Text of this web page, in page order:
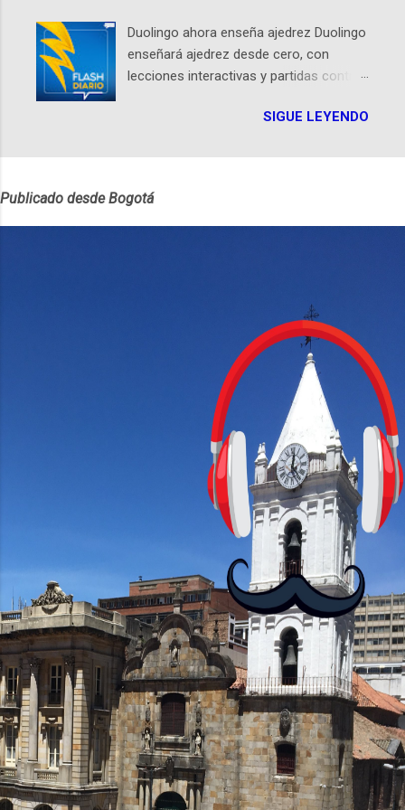
literatura, la historia, el cine, los cómics,
la fantasía y el amor. También
hablaremos del origen de la narrativa de
este podcast, de dónde viene "la fuerza
de gabán y sombrero que parecía
Richi hoy se pueden consultar en la
Biblioteca Luis Ángel Arango ¡Síguenos
en nuestras Redes Sociales! Facebook:
https://ift.tt/Wq25SBg Instagram:
https://ift.tt/UPfSeo3 Twitter:
https://twitter.com/dian...
Duolingo ahora enseña ajedrez Duolingo
enseñará ajedrez desde cero, con
lecciones interactivas y partidas contra
mayo Por Félix Riaño @LocutorCo
idiomas, sorprendió al anunciar que va a
estrategia. Será el tercer curso no
lingüístico de la app, después de música
usuarios aprenderán desde lo más
básico, como mover un alfil, hasta jugar
partidas completas. El sistema de
enseñanza es similar al de sus otros
cursos: lecciones cortas, interactivas,
con personajes simpáticos y ayudas
visuales. ¿Será posible que una app que
antes nos enseñó francés, ahora nos
convierta en jugadores de ajedrez? Aún
no podrás jugar contra otros humanos
La aplicación Duolingo fue lanzada en
2012 y cuenta con más de 37 millones
de usuarios activos diarios. Desde 2022,
ha empeza...
SIGUE LEYENDO
Publicado desde Bogotá